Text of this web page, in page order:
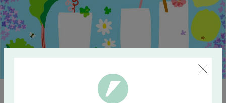
Fyll ditt glas med naturens smaker